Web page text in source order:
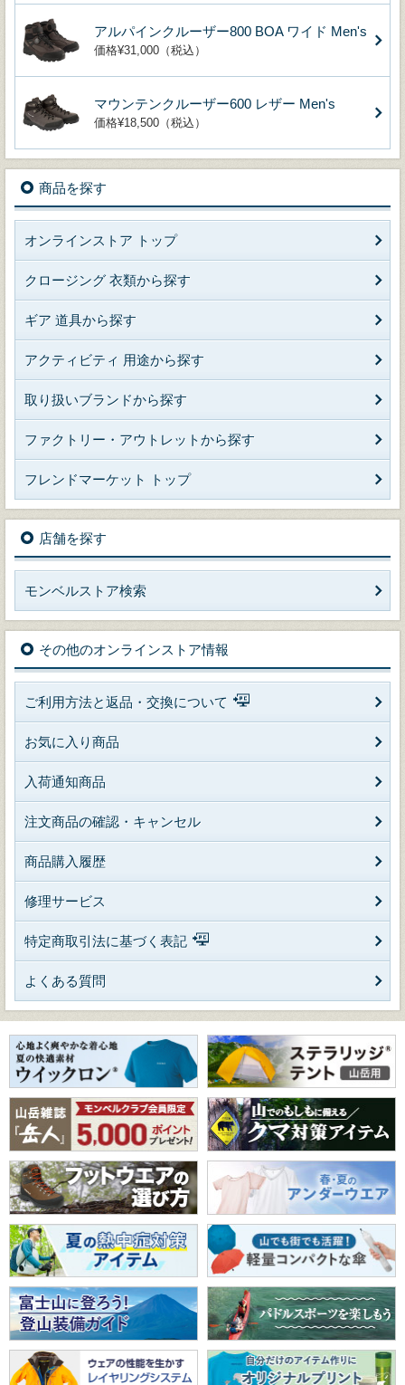
アルパインクルーザー800 BOA ワイド Men's
価格¥31,000（税込）
マウンテンクルーザー600 レザー Men's
価格¥18,500（税込）
商品を探す
オンラインストア トップ
クロージング 衣類から探す
ギア 道具から探す
アクティビティ 用途から探す
取り扱いブランドから探す
ファクトリー・アウトレットから探す
フレンドマーケット トップ
店舗を探す
モンベルストア検索
その他のオンラインストア情報
ご利用方法と返品・交換について
お気に入り商品
入荷通知商品
注文商品の確認・キャンセル
商品購入履歴
修理サービス
特定商取引法に基づく表記
よくある質問